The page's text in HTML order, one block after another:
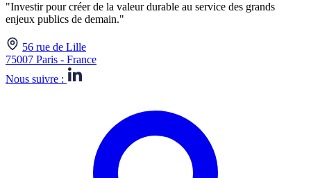
"Investir pour créer de la valeur durable au service des grands
enjeux publics de demain."
56 rue de Lille
75007 Paris - France
Nous suivre :